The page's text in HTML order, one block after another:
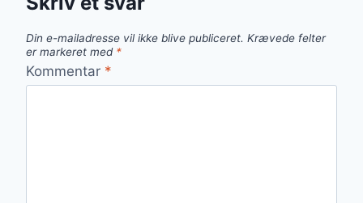
Din e-mailadresse vil ikke blive publiceret. Krævede felter
er markeret med *
Kommentar *